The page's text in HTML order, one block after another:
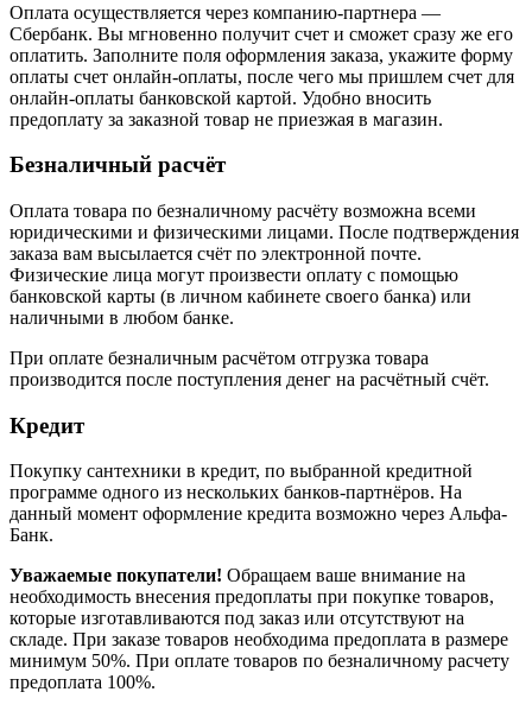
Оплата осуществляется через компанию-партнера —
Сбербанк. Вы мгновенно получит счет и сможет сразу же его
оплатить. Заполните поля оформления заказа, укажите форму
оплаты счет онлайн-оплаты, после чего мы пришлем счет для
онлайн-оплаты банковской картой. Удобно вносить
предоплату за заказной товар не приезжая в магазин.
Безналичный расчёт
Оплата товара по безналичному расчёту возможна всеми
юридическими и физическими лицами. После подтверждения
заказа вам высылается счёт по электронной почте.
Физические лица могут произвести оплату с помощью
банковской карты (в личном кабинете своего банка) или
наличными в любом банке.
При оплате безналичным расчётом отгрузка товара
производится после поступления денег на расчётный счёт.
Кредит
Покупку сантехники в кредит, по выбранной кредитной
программе одного из нескольких банков-партнёров. На
данный момент оформление кредита возможно через Альфа-
Банк.
Уважаемые покупатели! Обращаем ваше внимание на
необходимость внесения предоплаты при покупке товаров,
которые изготавливаются под заказ или отсутствуют на
складе. При заказе товаров необходима предоплата в размере
минимум 50%. При оплате товаров по безналичному расчету
предоплата 100%.